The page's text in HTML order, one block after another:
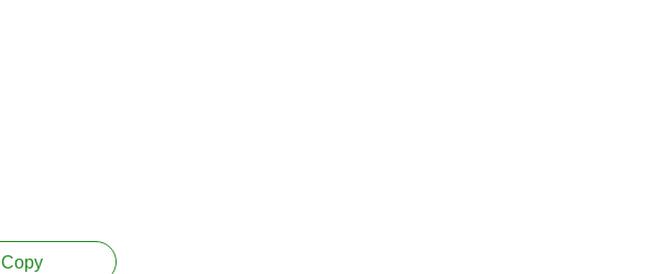
Copy